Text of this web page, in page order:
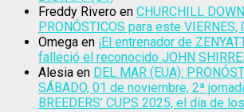
Freddy Rivero en CHURCHILL
PRONÓSTICOS para este VIERNES,
Omega en ¡El entrenador de
falleció el reconocido JOHN
Alesia en DEL MAR (EUA):
SÁBADO, 01 de noviembre, 2ª
BREEDERS’ CUPS 2025, el día de